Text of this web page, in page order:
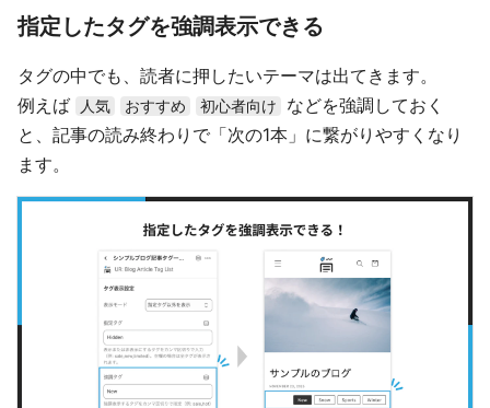
指定したタグを強調表示できる
タグの中でも、読者に押したいテーマは出てきます。
例えば
人気 おすすめ 初心者向け
などを強調しておく
と、記事の読み終わりで「次の1本」に繋がりやすくなり
ます。